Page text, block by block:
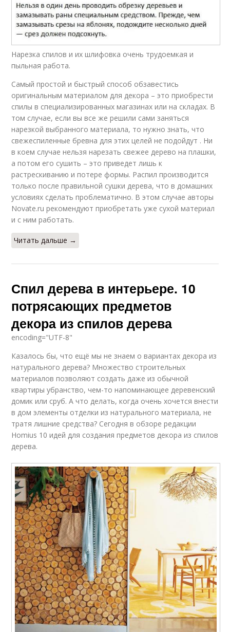
Нарезка спилов и их шлифовка очень трудоемкая и
пыльная работа.
Самый простой и быстрый способ обзавестись
оригинальным материалом для декора – это приобрести
спилы в специализированных магазинах или на складах. В
том случае, если вы все же решили сами заняться
нарезкой выбранного материала, то нужно знать, что
свежеспиленные бревна для этих целей не подойдут . Ни
в коем случае нельзя нарезать свежее дерево на плашки,
а потом его сушить – это приведет лишь к
растрескиванию и потере формы. Распил производится
только после правильной сушки дерева, что в домашних
условиях сделать проблематично. В этом случае авторы
Novate.ru рекомендуют приобретать уже сухой материал
и с ним работать.
Читать дальше →
Спил дерева в интерьере. 10
потрясающих предметов
декора из спилов дерева
encoding="UTF-8"
Казалось бы, что ещё мы не знаем о вариантах декора из
натурального дерева? Множество строительных
материалов позволяют создать даже из обычной
квартиры убранство, чем-то напоминающее деревенский
домик или сруб. А что делать, когда очень хочется внести
в дом элементы отделки из натурального материала, не
тратя лишние средства? Сегодня в обзоре редакции
Homius 10 идей для создания предметов декора из спилов
дерева.